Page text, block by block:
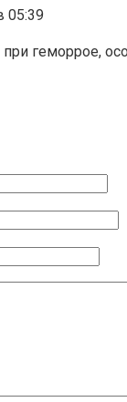
05:39
геморрое,